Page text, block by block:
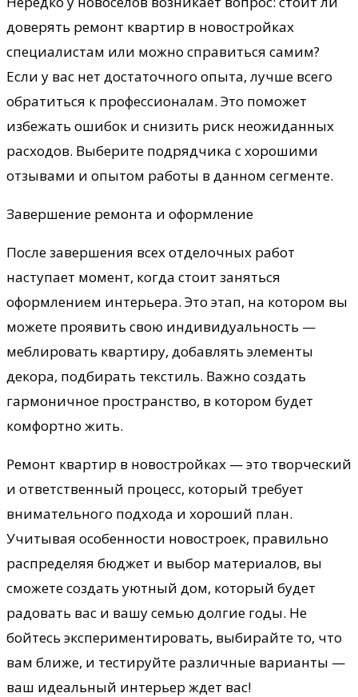
доверять ремонт квартир в новостройках
специалистам или можно справиться самим?
Если у вас нет достаточного опыта, лучше всего
обратиться к профессионалам. Это поможет
избежать ошибок и снизить риск неожиданных
расходов. Выберите подрядчика с хорошими
отзывами и опытом работы в данном сегменте.
Завершение ремонта и оформление
После завершения всех отделочных работ
наступает момент, когда стоит заняться
оформлением интерьера. Это этап, на котором вы
можете проявить свою индивидуальность —
меблировать квартиру, добавлять элементы
декора, подбирать текстиль. Важно создать
гармоничное пространство, в котором будет
комфортно жить.
Ремонт квартир в новостройках — это творческий
и ответственный процесс, который требует
внимательного подхода и хороший план.
Учитывая особенности новостроек, правильно
распределяя бюджет и выбор материалов, вы
сможете создать уютный дом, который будет
радовать вас и вашу семью долгие годы. Не
бойтесь экспериментировать, выбирайте то, что
вам ближе, и тестируйте различные варианты —
ваш идеальный интерьер ждет вас!